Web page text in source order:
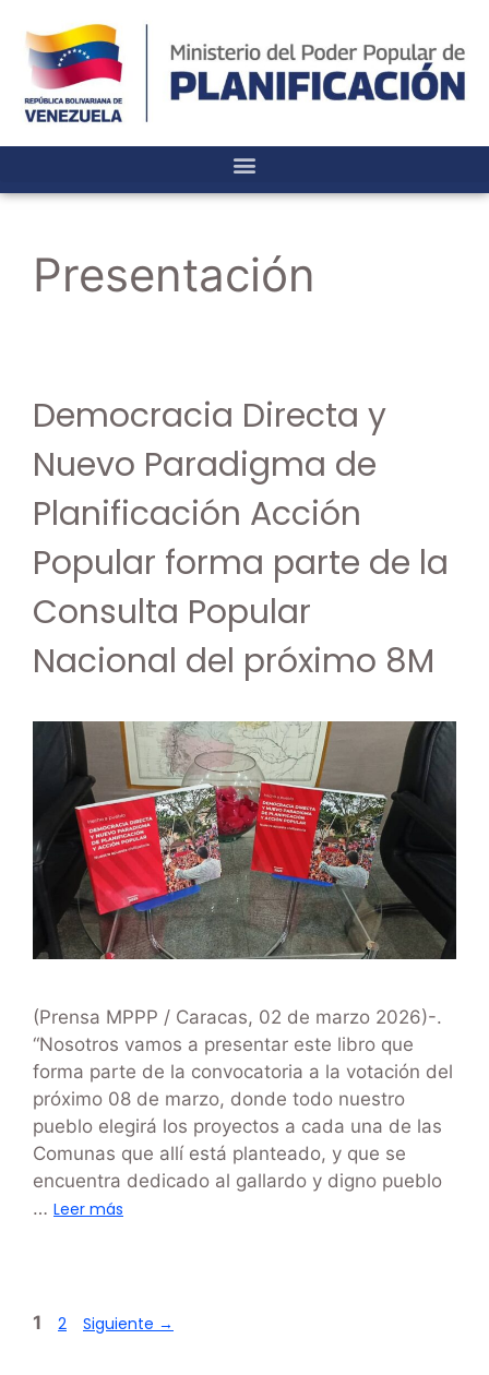
Presentación
Democracia Directa y
Nuevo Paradigma de
Planificación Acción
Popular forma parte de la
Consulta Popular
Nacional del próximo 8M
(Prensa MPPP / Caracas, 02 de marzo 2026)-.
“Nosotros vamos a presentar este libro que
forma parte de la convocatoria a la votación del
próximo 08 de marzo, donde todo nuestro
pueblo elegirá los proyectos a cada una de las
Comunas que allí está planteado, y que se
encuentra dedicado al gallardo y digno pueblo
… Leer más
1 2 Siguiente →